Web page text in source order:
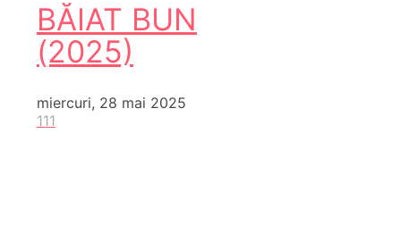
BĂIAT BUN
(2025)
miercuri, 28 mai 2025
111